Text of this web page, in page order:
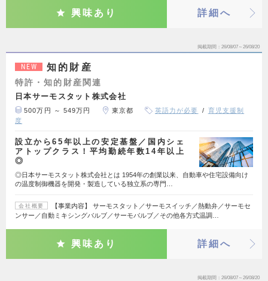
興味あり 詳細へ
掲載期間 26/08/07～26/08/20
NEW 知的財産
特許・知的財産関連
日本サーモスタット株式会社
500万円 ～ 549万円 東京都 英語力が必要
育児支援制
度
設立から65年以上の安定基盤／国内シェ
アトップクラス！平均勤続年数14年以上
◎
◎日本サーモスタット株式会社とは 1954年の創業以来、自動車や住宅設備向け
の温度制御機器を開発・製造している独立系の専門…
会社概要
【事業内容】 サーモスタット／サーモスイッチ／熱動弁／サーモセ
ンサー／自動ミキシングバルブ／サーモバルブ／その他各方式温調…
興味あり 詳細へ
掲載期間 26/08/07～26/08/20